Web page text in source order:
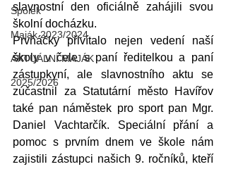
Spolek
Maják 2023/2024
AKTUÁLNÍ MAJÁK
2025/2026
slavnostní den oficiálně zahájili svou
školní docházku.
Prvňáčky přivítalo nejen vedení naší
školy v čele s paní ředitelkou a paní
zástupkyní, ale slavnostního aktu se
zúčastnil za Statutární město Havířov
také pan náměstek pro sport pan Mgr.
Daniel Vachtarčík. Speciální přání a
pomoc s prvním dnem ve škole nám
zajistili zástupci našich 9. ročníků, kteří